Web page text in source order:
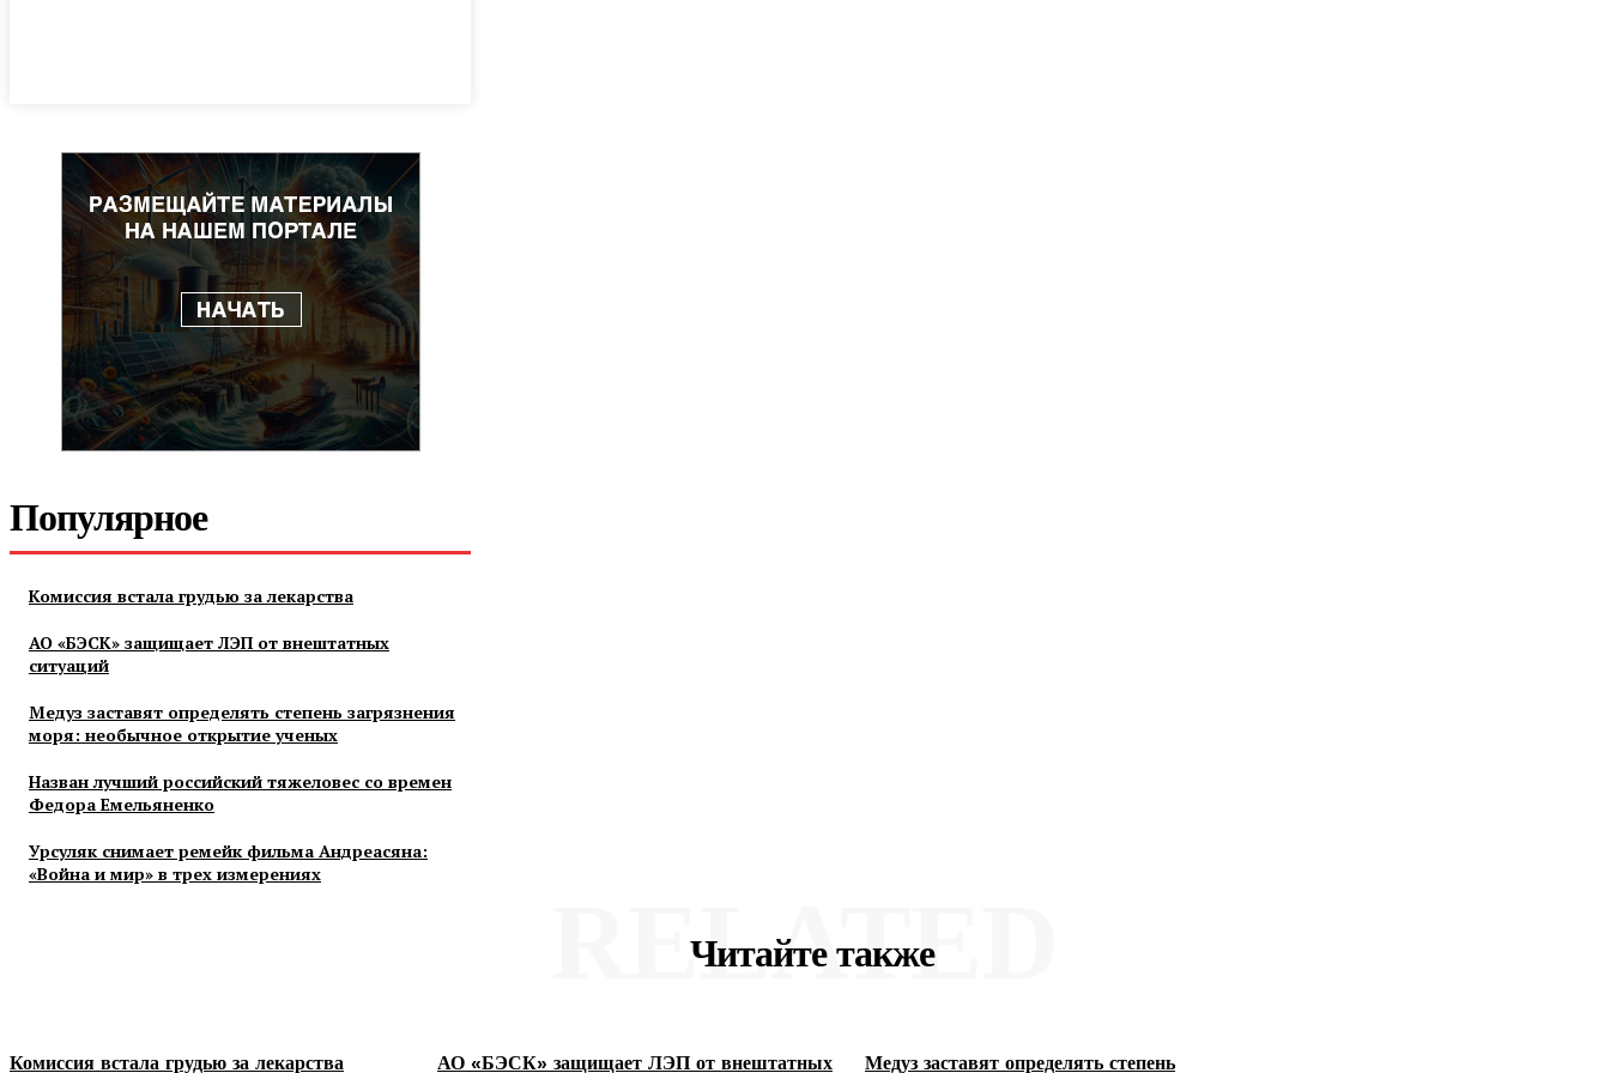
Популярное
Комиссия встала грудью за лекарства
АО «БЭСК» защищает ЛЭП от внештатных
ситуаций
Медуз заставят определять степень загрязнения
моря: необычное открытие ученых
Назван лучший российский тяжеловес со времен
Федора Емельяненко
Урсуляк снимает ремейк фильма Андреасяна:
«Война и мир» в трех измерениях
Читайте также
RELATED
Комиссия встала грудью за лекарства АО «БЭСК» защищает ЛЭП от внештатных Медуз заставят определять степень